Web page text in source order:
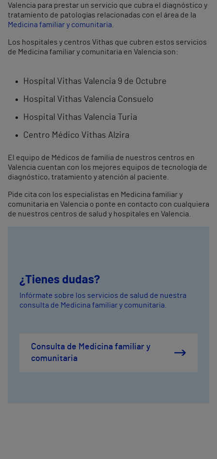
Valencia para prestar un servicio que cubra el diagnóstico y
tratamiento de patologías relacionadas con el área de la
Medicina familiar y comunitaria
Los hospitales y centros Vithas que cubren estos servicios
de Medicina familiar y comunitaria en Valencia son:
Hospital Vithas Valencia 9 de Octubre
Hospital Vithas Valencia Consuelo
Hospital Vithas Valencia Turia
Centro Médico Vithas Alzira
El equipo de Médicos de familia de nuestros centros en
Valencia cuentan con los mejores equipos de tecnología de
diagnóstico, tratamiento y atención al paciente.
Pide cita con los especialistas en Medicina familiar y
comunitaria en Valencia o ponte en contacto con cualquiera
de nuestros centros de salud y hospitales en Valencia.
¿Tienes dudas?
Infórmate sobre los servicios de salud de nuestra
consulta de Medicina familiar y comunitaria.
Consulta de Medicina familiar y
comunitaria